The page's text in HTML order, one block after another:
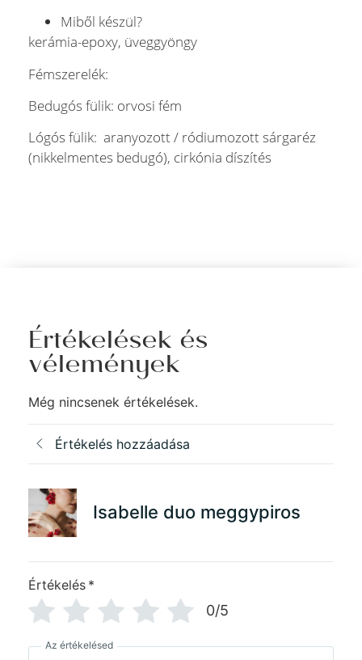
Miből készül?
kerámia-epoxy, üveggyöngy
Fémszerelék:
Bedugós fülik: orvosi fém
Lógós fülik: aranyozott / ródiumozott sárgaréz
(nikkelmentes bedugó), cirkónia díszítés
Értékelések és
vélemények
Még nincsenek értékelések.
Értékelés hozzáadása
Isabelle duo meggypiros
Értékelés *
0/5
Az értékelésed